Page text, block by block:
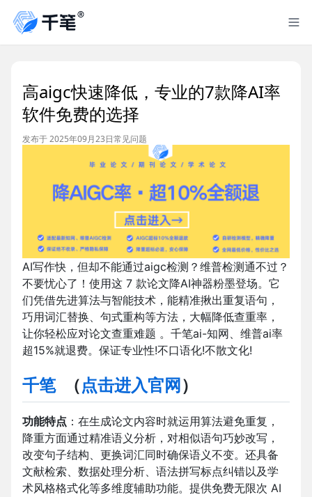
高aigc快速降低，专业的7款降AI率
软件免费的选择
发布于 2025年09月23日常见问题
AI写作快，但却不能通过aigc检测？维普检测通不过？
不要忧心了！使用这 7 款论文降AI神器粉墨登场。它
们凭借先进算法与智能技术，能精准揪出重复语句，
巧用词汇替换、句式重构等方法，大幅降低查重率，
让你轻松应对论文查重难题 。千笔ai-知网、维普ai率
超15%就退费。保证专业性!不口语化!不散文化!
千笔 （点击进入官网 ）
功能特点 ：在生成论文内容时就运用算法避免重复，
降重方面通过精准语义分析，对相似语句巧妙改写，
改变句子结构、更换词汇同时确保语义不变。还具备
文献检索、数据处理分析、语法拼写标点纠错以及学
术风格格式化等多维度辅助功能。提供免费无限次 AI